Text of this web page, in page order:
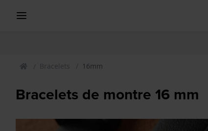
Bracelets 16mm
Bracelets de montre 16 mm